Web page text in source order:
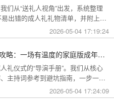
们从“送礼人视角”出发，系统整理
出错的成人礼礼物清单，并附上挑
用一份恰到好处的心意，为孩子（或
注脚。
2026-05-04 17:19:24
家庭成人礼仪式流程全攻略：一场有温度的家庭版成年加冕仪式
礼仪式的“导演手册”。我们从核心
主持词参考到避坑指南，一步一步
子完成一场笑泪交织、铭记终生的成
2026-05-04 17:24:09